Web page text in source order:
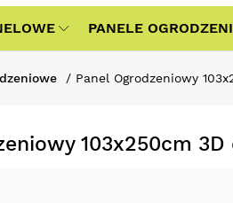
PANELE
Panel Ogrodzeniowy
103x250cm